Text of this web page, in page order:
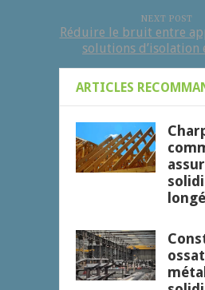
NEXT POST
Réduire le bruit entre
solutions d’isolation
ARTICLES